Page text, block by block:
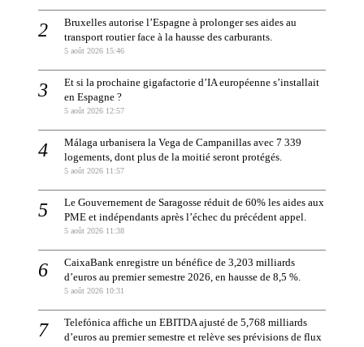
Bruxelles autorise l’Espagne à prolonger ses aides au
transport routier face à la hausse des carburants.
5 août 2026 15:46
Et si la prochaine gigafactorie d’IA européenne s’installait
en Espagne ?
5 août 2026 12:57
Málaga urbanisera la Vega de Campanillas avec 7 339
logements, dont plus de la moitié seront protégés.
5 août 2026 11:57
Le Gouvernement de Saragosse réduit de 60% les aides aux
PME et indépendants après l’échec du précédent appel.
5 août 2026 11:38
CaixaBank enregistre un bénéfice de 3,203 milliards
d’euros au premier semestre 2026, en hausse de 8,5 %.
5 août 2026 10:31
Telefónica affiche un EBITDA ajusté de 5,768 milliards
d’euros au premier semestre et relève ses prévisions de flux